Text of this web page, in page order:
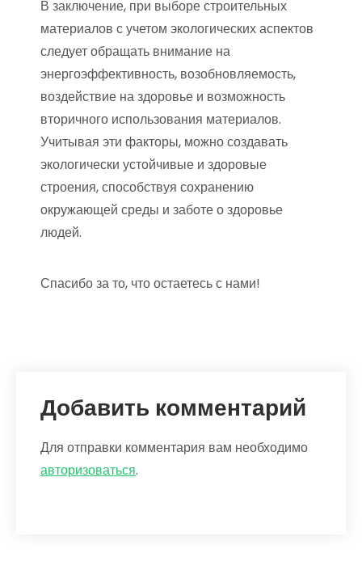
В заключение, при выборе строительных
материалов с учетом экологических аспектов
следует обращать внимание на
энергоэффективность, возобновляемость,
воздействие на здоровье и возможность
вторичного использования материалов.
Учитывая эти факторы, можно создавать
экологически устойчивые и здоровые
строения, способствуя сохранению
окружающей среды и заботе о здоровье
людей.
Спасибо за то, что остаетесь с нами!
Добавить комментарий
Для отправки комментария вам необходимо
авторизоваться.